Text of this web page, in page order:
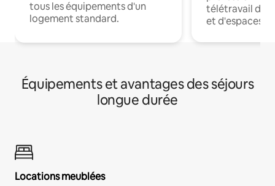
tous les équipements d'un
logement standard.
télétravail
et d'espaces
Équipements et avantages des séjours
longue durée
Locations meublées